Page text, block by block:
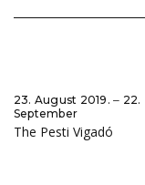
23. August 2019. ‒ 22.
September
The Pesti Vigadó